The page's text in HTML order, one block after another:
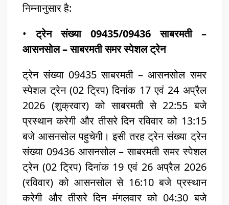
निम्नानुसार है:
• ट्रेन संख्या 09435/09436 साबरमती –
आसनसोल – साबरमती समर स्पेशल ट्रेन
ट्रेन संख्या 09435 साबरमती – आसनसोल समर
स्पेशल ट्रेन (02 ट्रिप) दिनांक 17 एवं 24 अप्रैल
2026 (शुक्रवार) को साबरमती से 22:55 बजे
प्रस्थान करेगी और तीसरे दिन रविवार को 13:15
बजे आसनसोल पहुचेगी। इसी तरह ट्रेन संख्या ट्रेन
संख्या 09436 आसनसोल – साबरमती समर स्पेशल
ट्रेन (02 ट्रिप) दिनांक 19 एवं 26 अप्रैल 2026
(रविवार) को आसनसोल से 16:10 बजे प्रस्थान
करेगी और तीसरे दिन मंगलवार को 04:30 बजे